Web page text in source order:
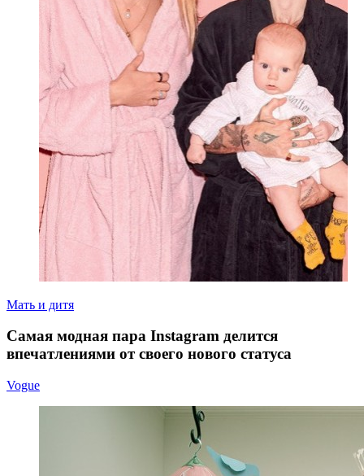
Мать и дитя
Самая модная пара Instagram делится
впечатлениями от своего нового статуса
Vogue